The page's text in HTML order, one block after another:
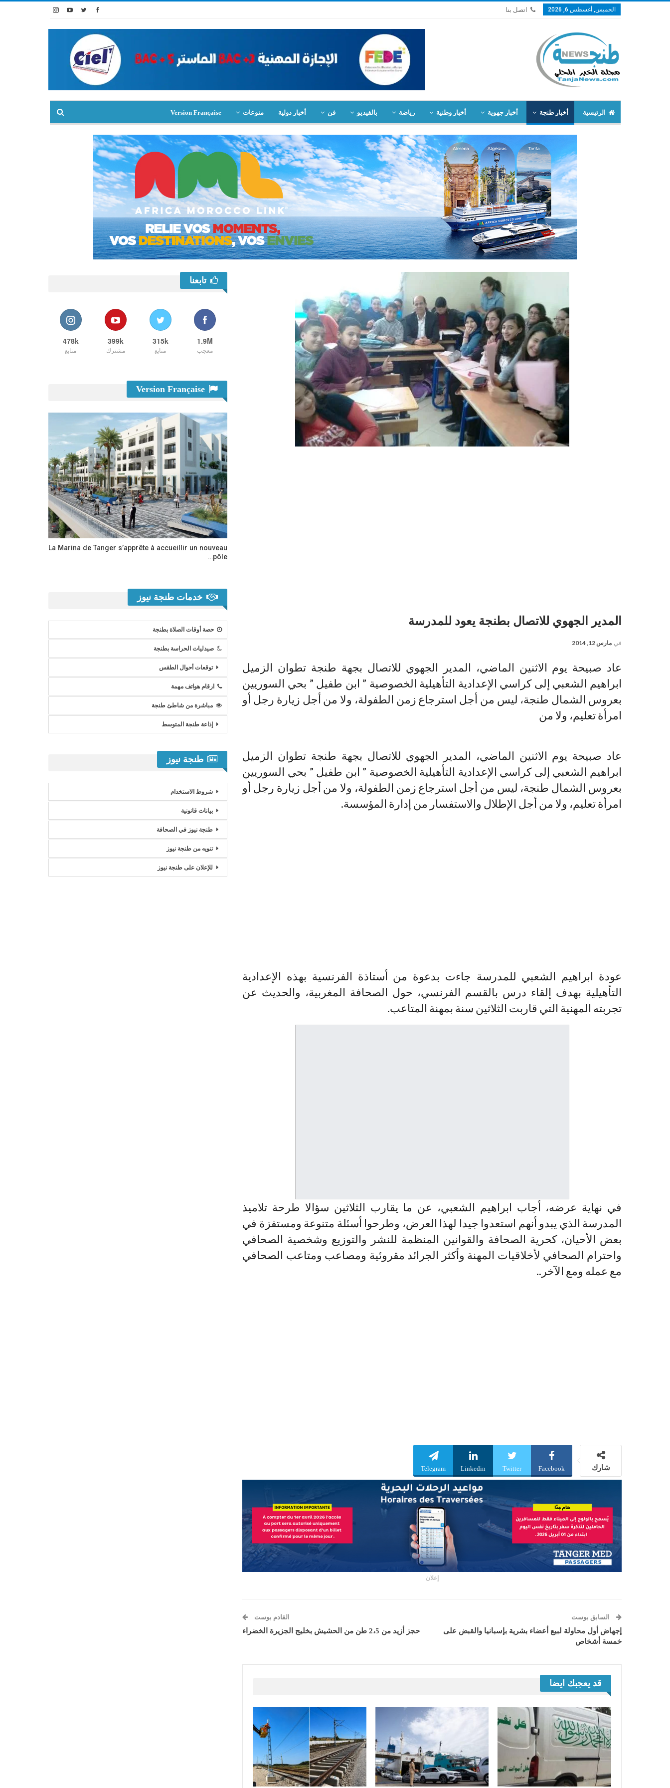
الخميس, أغسطس 6, 2026 اتصل بنا
الرئيسية أخبار طنجة أخبار جهوية أخبار وطنية رياضة بالفيديو فن أخبار دولية منوعات Version Française
المدير الجهوي للاتصال بطنجة يعود للمدرسة
في مارس 12, 2014
عاد صبيحة يوم الاثنين الماضي، المدير الجهوي للاتصال بجهة طنجة تطوان الزميل
ابراهيم الشعبي إلى كراسي الإعدادية التأهيلية الخصوصية ” ابن طفيل ” بحي السوريين
بعروس الشمال طنجة، ليس من أجل استرجاع زمن الطفولة، ولا من أجل زيارة رجل أو
امرأة تعليم، ولا من
عاد صبيحة يوم الاثنين الماضي، المدير الجهوي للاتصال بجهة طنجة تطوان الزميل
ابراهيم الشعبي إلى كراسي الإعدادية التأهيلية الخصوصية ” ابن طفيل ” بحي السوريين
بعروس الشمال طنجة، ليس من أجل استرجاع زمن الطفولة، ولا من أجل زيارة رجل أو
امرأة تعليم، ولا من أجل الإطلال والاستفسار من إدارة المؤسسة.
عودة ابراهيم الشعبي للمدرسة جاءت بدعوة من أستاذة الفرنسية بهذه الإعدادية
التأهيلية بهدف إلقاء درس بالقسم الفرنسي، حول الصحافة المغربية، والحديث عن
تجربته المهنية التي قاربت الثلاثين سنة بمهنة المتاعب.
في نهاية عرضه، أجاب ابراهيم الشعبي، عن ما يقارب الثلاثين سؤالا طرحة تلاميذ
المدرسة الذي يبدو أنهم استعدوا جيدا لهذا العرض، وطرحوا أسئلة متنوعة ومستفزة في
بعض الأحيان، كحرية الصحافة والقوانين المنظمة للنشر والتوزيع وشخصية الصحافي
واحترام الصحافي لأخلاقيات المهنة وأكثر الجرائد مقروئية ومصاعب ومتاعب الصحافي
مع عمله ومع الآخر..
شارك Facebook
Twitter
Linkedin
Telegram
إعلان
السابق بوست
إجهاض أول محاولة لبيع أعضاء بشرية بإسبانيا والقبض على
خمسة أشخاص
القادم بوست
حجز أزيد من 2،5 طن من الحشيش بخليج الجزيرة الخضراء
قد يعجبك ايضا
تابعنا
1.9M
معجب
315k
متابع
399k
مشترك
478k
متابع
La Marina de Tanger s’apprête à accueillir un nouveau
pôle…
خدمات طنجة نيوز
حصة أوقات الصلاة بطنجة
صيدليات الحراسة بطنجة
توقعات أحوال الطقس
ارقام هواتف مهمة
مباشرة من شاطئ طنجة
إذاعة طنجة المتوسط
طنجة نيوز
شروط الاستخدام
بيانات قانونية
طنجة نيوز في الصحافة
تنويه من طنجة نيوز
للإعلان على طنجة نيوز